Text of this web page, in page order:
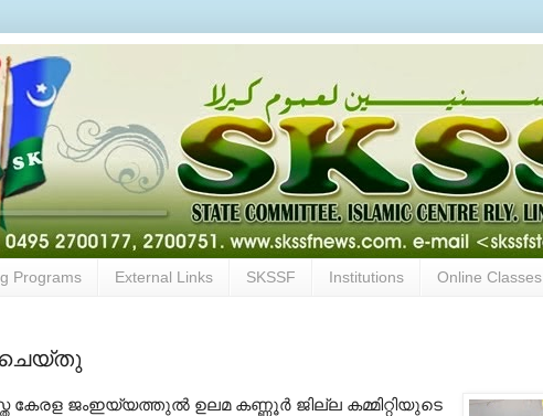
Programs External Links SKSSF Institutions Online Classes
ചെയ്തു
കേരള ജംഇയ്യത്തുല്‍ ഉലമ കണ്ണൂര്‍ ജില്ല കമ്മിറ്റിയുടെ